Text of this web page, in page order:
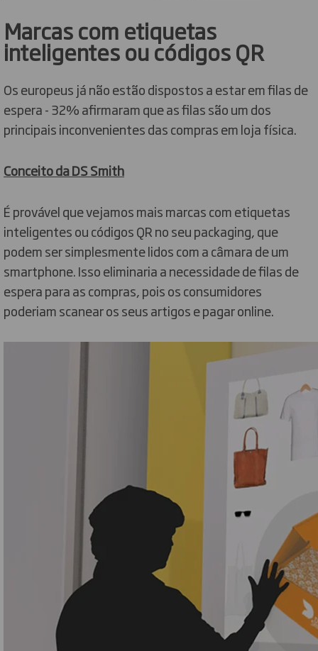
Marcas com etiquetas
inteligentes ou códigos QR
Os europeus já não estão dispostos a estar em filas de
espera - 32% afirmaram que as filas são um dos
principais inconvenientes das compras em loja física.
Conceito da DS Smith
É provável que vejamos mais marcas com etiquetas
inteligentes ou códigos QR no seu packaging, que
podem ser simplesmente lidos com a câmara de um
smartphone. Isso eliminaria a necessidade de filas de
espera para as compras, pois os consumidores
poderiam scanear os seus artigos e pagar online.